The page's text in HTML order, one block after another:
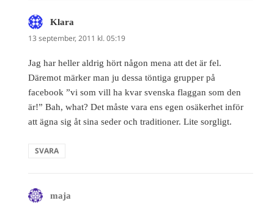
Klara
13 september, 2011 kl. 05:19
Jag har heller aldrig hört någon mena att det är fel.
Däremot märker man ju dessa töntiga grupper på
facebook ”vi som vill ha kvar svenska flaggan som den
är!” Bah, what? Det måste vara ens egen osäkerhet inför
att ägna sig åt sina seder och traditioner. Lite sorgligt.
SVARA
maja